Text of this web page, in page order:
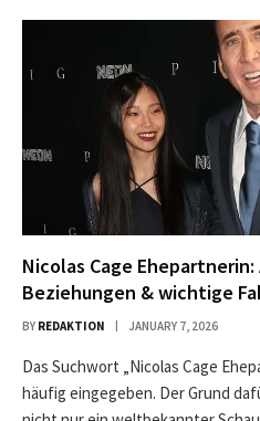
Nicolas Cage
Beziehungen & wichtige
BY REDAKTION JANUARY 7, 2026
Das Suchwort „Nicolas Cage
häufig eingegeben. Der Grund